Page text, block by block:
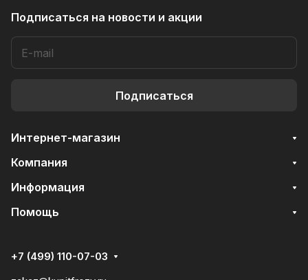
Подписаться на новости и акции
Подписаться
Интернет-магазин
Компания
Информация
Помощь
+7 (499) 110-07-03